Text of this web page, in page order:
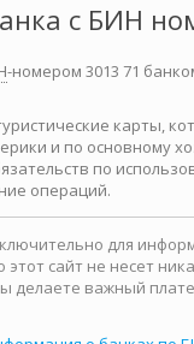
с БИН
-номером 3013 71
карты,
и по основному
по
операций.
для
этот сайт не несет
делаете важный